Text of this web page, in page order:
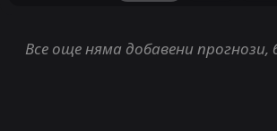
Все още няма добавени прогнози,